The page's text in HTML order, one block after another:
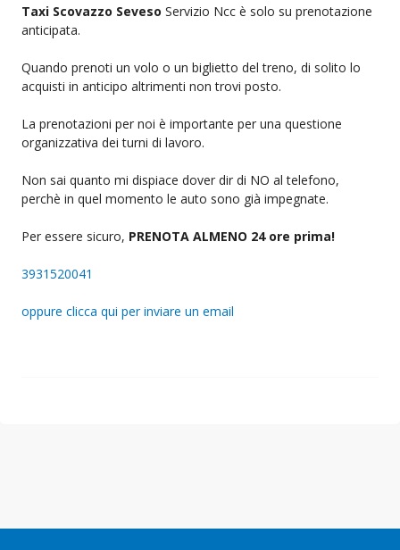
Taxi Scovazzo Seveso Servizio Ncc è solo su prenotazione
anticipata.
Quando prenoti un volo o un biglietto del treno, di solito lo
acquisti in anticipo altrimenti non trovi posto.
La prenotazioni per noi è importante per una questione
organizzativa dei turni di lavoro.
Non sai quanto mi dispiace dover dir di NO al telefono,
perchè in quel momento le auto sono già impegnate.
Per essere sicuro, PRENOTA ALMENO 24 ore prima!
3931520041
oppure clicca qui per inviare un email